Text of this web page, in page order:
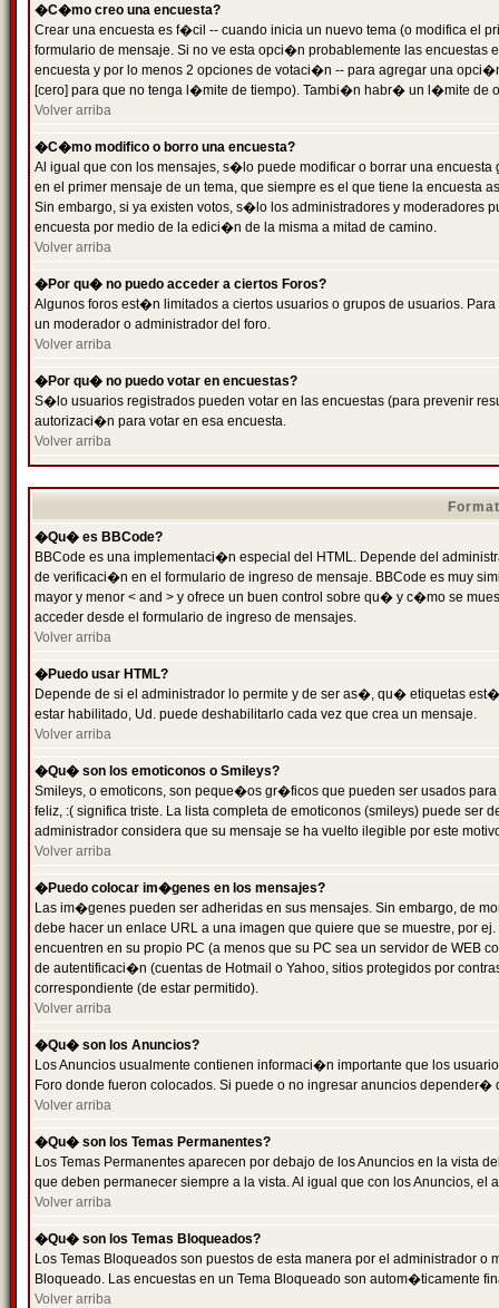
�C�mo creo una encuesta?
Crear una encuesta es f�cil -- cuando inicia un nuevo tema (o modifica el
formulario de mensaje. Si no ve esta opci�n probablemente las
encuesta y por lo menos 2 opciones de votaci�n -- para agregar una
[cero] para que no tenga l�mite de tiempo). Tambi�n habr� un l�mite de
Volver arriba
�C�mo modifico o borro una encuesta?
Al igual que con los mensajes, s�lo puede modificar o borrar una
en el primer mensaje de un tema, que siempre es el que tiene la encuesta
Sin embargo, si ya existen votos, s�lo los administradores y moderadores
encuesta por medio de la edici�n de la misma a mitad de camino.
Volver arriba
�Por qu� no puedo acceder a ciertos Foros?
Algunos foros est�n limitados a ciertos usuarios o grupos de usuarios.
un moderador o administrador del foro.
Volver arriba
�Por qu� no puedo votar en encuestas?
S�lo usuarios registrados pueden votar en las encuestas (para prevenir
autorizaci�n para votar en esa encuesta.
Volver arriba
�Qu� es BBCode?
BBCode es una implementaci�n especial del HTML. Depende del
de verificaci�n en el formulario de ingreso de mensaje. BBCode es muy
mayor y menor < and > y ofrece un buen control sobre qu� y c�mo se
acceder desde el formulario de ingreso de mensajes.
Volver arriba
�Puedo usar HTML?
Depende de si el administrador lo permite y de ser as�, qu� etiquetas
estar habilitado, Ud. puede deshabilitarlo cada vez que crea un mensaje.
Volver arriba
�Qu� son los emoticonos o Smileys?
Smileys, o emoticons, son peque�os gr�ficos que pueden ser usados
feliz, :( significa triste. La lista completa de emoticonos (smileys) puede
administrador considera que su mensaje se ha vuelto ilegible por este
Volver arriba
�Puedo colocar im�genes en los mensajes?
Las im�genes pueden ser adheridas en sus mensajes. Sin embargo, de
debe hacer un enlace URL a una imagen que quiere que se muestre, por
encuentren en su propio PC (a menos que su PC sea un servidor de
de autentificaci�n (cuentas de Hotmail o Yahoo, sitios protegidos por
correspondiente (de estar permitido).
Volver arriba
�Qu� son los Anuncios?
Los Anuncios usualmente contienen informaci�n importante que los
Foro donde fueron colocados. Si puede o no ingresar anuncios
Volver arriba
�Qu� son los Temas Permanentes?
Los Temas Permanentes aparecen por debajo de los Anuncios en la
que deben permanecer siempre a la vista. Al igual que con los Anuncios,
Volver arriba
�Qu� son los Temas Bloqueados?
Los Temas Bloqueados son puestos de esta manera por el administrador
Bloqueado. Las encuestas en un Tema Bloqueado son autom�ticamente
Volver arriba